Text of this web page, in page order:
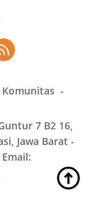
Komunitas
7 B2 16,
Jawa Barat -